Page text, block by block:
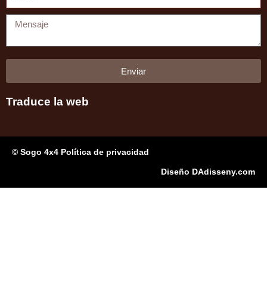
Mensaje
Enviar
Traduce la web
© Sogo 4x4 Política de privacidad
Diseño DAdisseny.com